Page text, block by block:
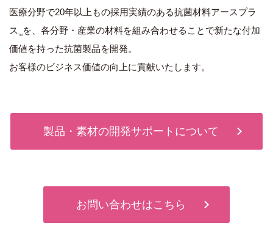
医療分野で20年以上もの採用実績のある抗菌材料アースプラ
ス
TM を、各分野・産業の材料を組み合わせることで新たな付加
価値を持った抗菌製品を開発。
お客様のビジネス価値の向上に貢献いたします。
製品・素材の開発サポートについて
お問い合わせはこちら